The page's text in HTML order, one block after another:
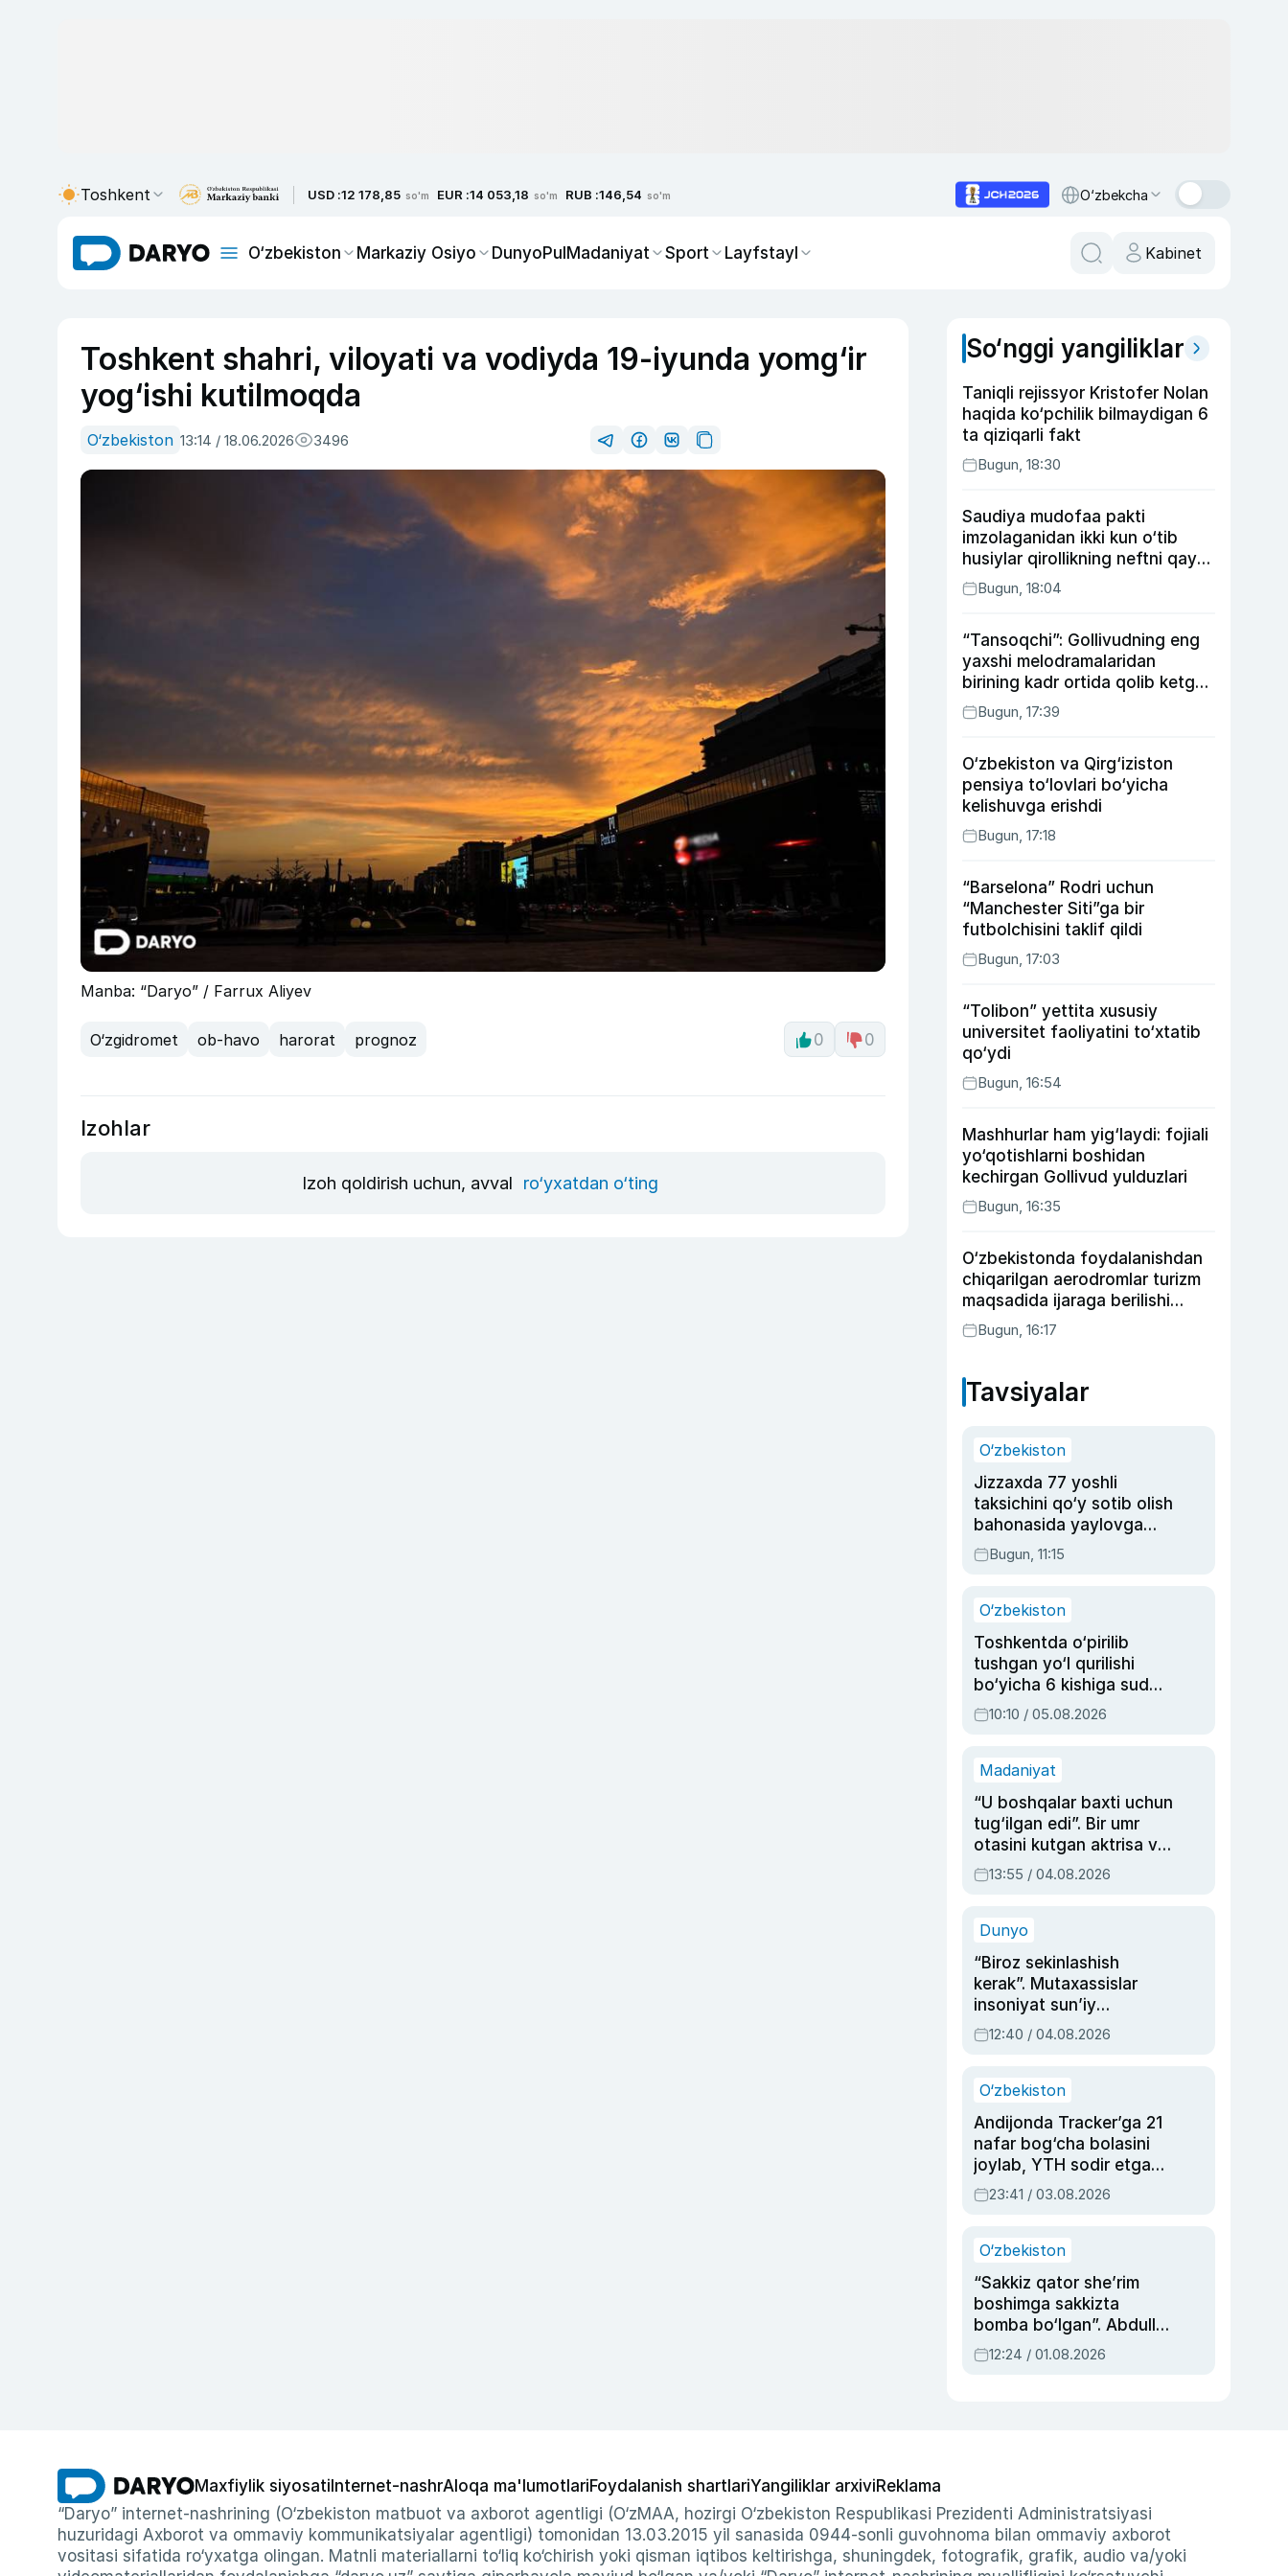
Toshkent USD :12 178,85 so'm EUR :14 053,18 so'm RUB :146,54 so'm O‘zbekcha
O‘zbekiston Markaziy Osiyo DunyoPulMadaniyat Sport Layfstayl Kabinet
Toshkent shahri, viloyati va vodiyda 19-iyunda yomg‘ir
yog‘ishi kutilmoqda
O‘zbekiston 13:14 / 18.06.2026 3496
Manba: “Daryo” / Farrux Aliyev
O‘zgidromet ob-havo harorat prognoz 0 0
Izohlar
Izoh qoldirish uchun, avval ro‘yxatdan o‘ting
So‘nggi yangiliklar
Taniqli rejissyor Kristofer Nolan
haqida ko‘pchilik bilmaydigan 6
ta qiziqarli fakt
Bugun, 18:30
Saudiya mudofaa pakti
imzolaganidan ikki kun o‘tib
husiylar qirollikning neftni qayta
ishlash zavodiga hujum qildi
Bugun, 18:04
“Tansoqchi”: Gollivudning eng
yaxshi melodramalaridan
birining kadr ortida qolib ketgan
voqealari
Bugun, 17:39
O‘zbekiston va Qirg‘iziston
pensiya to‘lovlari bo‘yicha
kelishuvga erishdi
Bugun, 17:18
“Barselona” Rodri uchun
“Manchester Siti”ga bir
futbolchisini taklif qildi
Bugun, 17:03
“Tolibon” yettita xususiy
universitet faoliyatini to‘xtatib
qo‘ydi
Bugun, 16:54
Mashhurlar ham yig‘laydi: fojiali
yo‘qotishlarni boshidan
kechirgan Gollivud yulduzlari
Bugun, 16:35
O‘zbekistonda foydalanishdan
chiqarilgan aerodromlar turizm
maqsadida ijaraga berilishi
mumkin
Bugun, 16:17
Tavsiyalar
O‘zbekiston
Jizzaxda 77 yoshli
taksichini qo‘y sotib olish
bahonasida yaylovga
olib borib o‘ldirgan yigit
20 yilga qamaldi
Bugun, 11:15
O‘zbekiston
Toshkentda o‘pirilib
tushgan yo‘l qurilishi
bo‘yicha 6 kishiga sud
hukmi o‘qildi
10:10 / 05.08.2026
Madaniyat
“U boshqalar baxti uchun
tug‘ilgan edi”. Bir umr
otasini kutgan aktrisa va
dublyaj ustasi Rimma
Ahmedovaning
13:55 / 04.08.2026
Dunyo
“Biroz sekinlashish
kerak”. Mutaxassislar
insoniyat sun’iy
intellektni boshqara
olmay qolishidan xavotir
12:40 / 04.08.2026
O‘zbekiston
Andijonda Tracker’ga 21
nafar bog‘cha bolasini
joylab, YTH sodir etgan
ayolga sud hukmi o‘qildi
23:41 / 03.08.2026
O‘zbekiston
“Sakkiz qator she’rim
boshimga sakkizta
bomba bo‘lgan”. Abdulla
Oripovni siyosiy
ayblovlardan asrab
12:24 / 01.08.2026
Maxfiylik siyosati Internet-nashrAloqa ma'lumotlariFoydalanish shartlariYangiliklar arxiviReklama
“Daryo” internet-nashrining (O‘zbekiston matbuot va axborot agentligi (O‘zMAA, hozirgi O‘zbekiston Respublikasi Prezidenti Administratsiyasi
huzuridagi Axborot va ommaviy kommunikatsiyalar agentligi) tomonidan 13.03.2015 yil sanasida 0944-sonli guvohnoma bilan ommaviy axborot
vositasi sifatida ro‘yxatga olingan. Matnli materiallarni to‘liq ko‘chirish yoki qisman iqtibos keltirishga, shuningdek, fotografik, grafik, audio va/yoki